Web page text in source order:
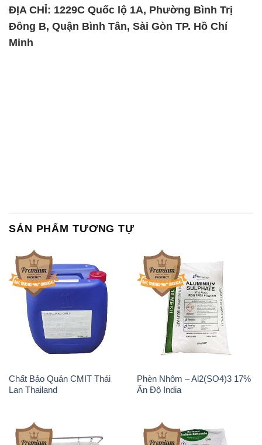
ĐỊA CHỈ: 1229C Quốc lộ 1A, Phường Bình Trị
Đông B, Quận Bình Tân, Sài Gòn TP. Hồ Chí
Minh
SẢN PHẨM TƯƠNG TỰ
Chất Bảo Quản CMIT Thái
Lan Thailand
Phèn Nhôm – Al2(SO4)3 17%
Ấn Độ India